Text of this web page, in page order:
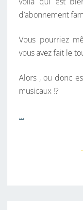
d’abonnement
Vous pourriez
vous avez fait le
Alors , ou donc
musicaux !?
…